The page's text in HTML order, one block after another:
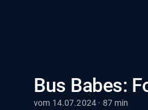
Bus Babes:
vom 14.07.2024 · 87 min